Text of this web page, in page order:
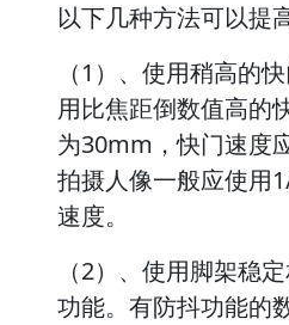
以下几种方法可以提
（1）、使用稍高的
用比焦距倒数值高的
为30mm，快门速度
拍摄人像一般应使用
速度。
（2）、使用脚架稳
功能。有防抖功能的